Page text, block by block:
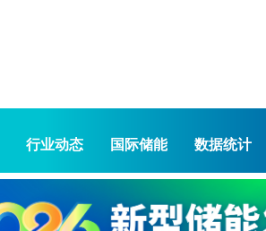
行业动态 国际储能 数据统计